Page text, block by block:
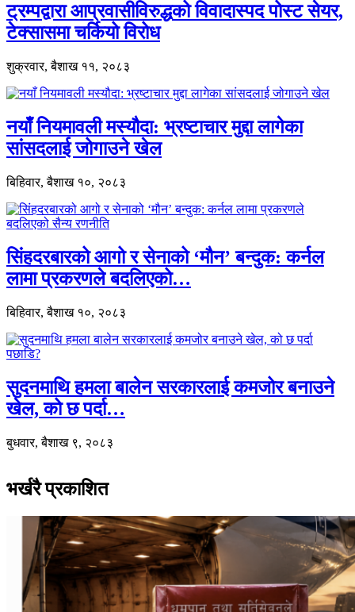
ट्रम्पद्वारा आप्रवासीविरुद्धको विवादास्पद पोस्ट सेयर,
टेक्सासमा चर्कियो विरोध
शुक्रवार, बैशाख ११, २०८३
नयाँ नियमावली मस्यौदा: भ्रष्टाचार मुद्दा लागेका
सांसदलाई जोगाउने खेल
बिहिवार, बैशाख १०, २०८३
सिंहदरबारको आगो र सेनाको ‘मौन’ बन्दुक: कर्नल
लामा प्रकरणले बदलिएको…
बिहिवार, बैशाख १०, २०८३
सुदनमाथि हमला बालेन सरकारलाई कमजोर बनाउने
खेल, को छ पर्दा…
बुधवार, बैशाख ९, २०८३
भर्खरै प्रकाशित